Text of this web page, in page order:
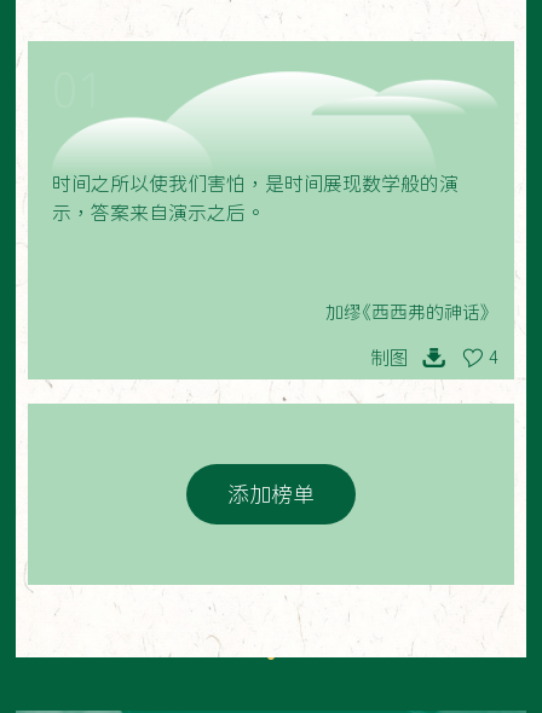
时间之所以使我们害怕，是时间展现数学般的演
示，答案来自演示之后。
加缪《西西弗的神话》
制图 4
添加榜单